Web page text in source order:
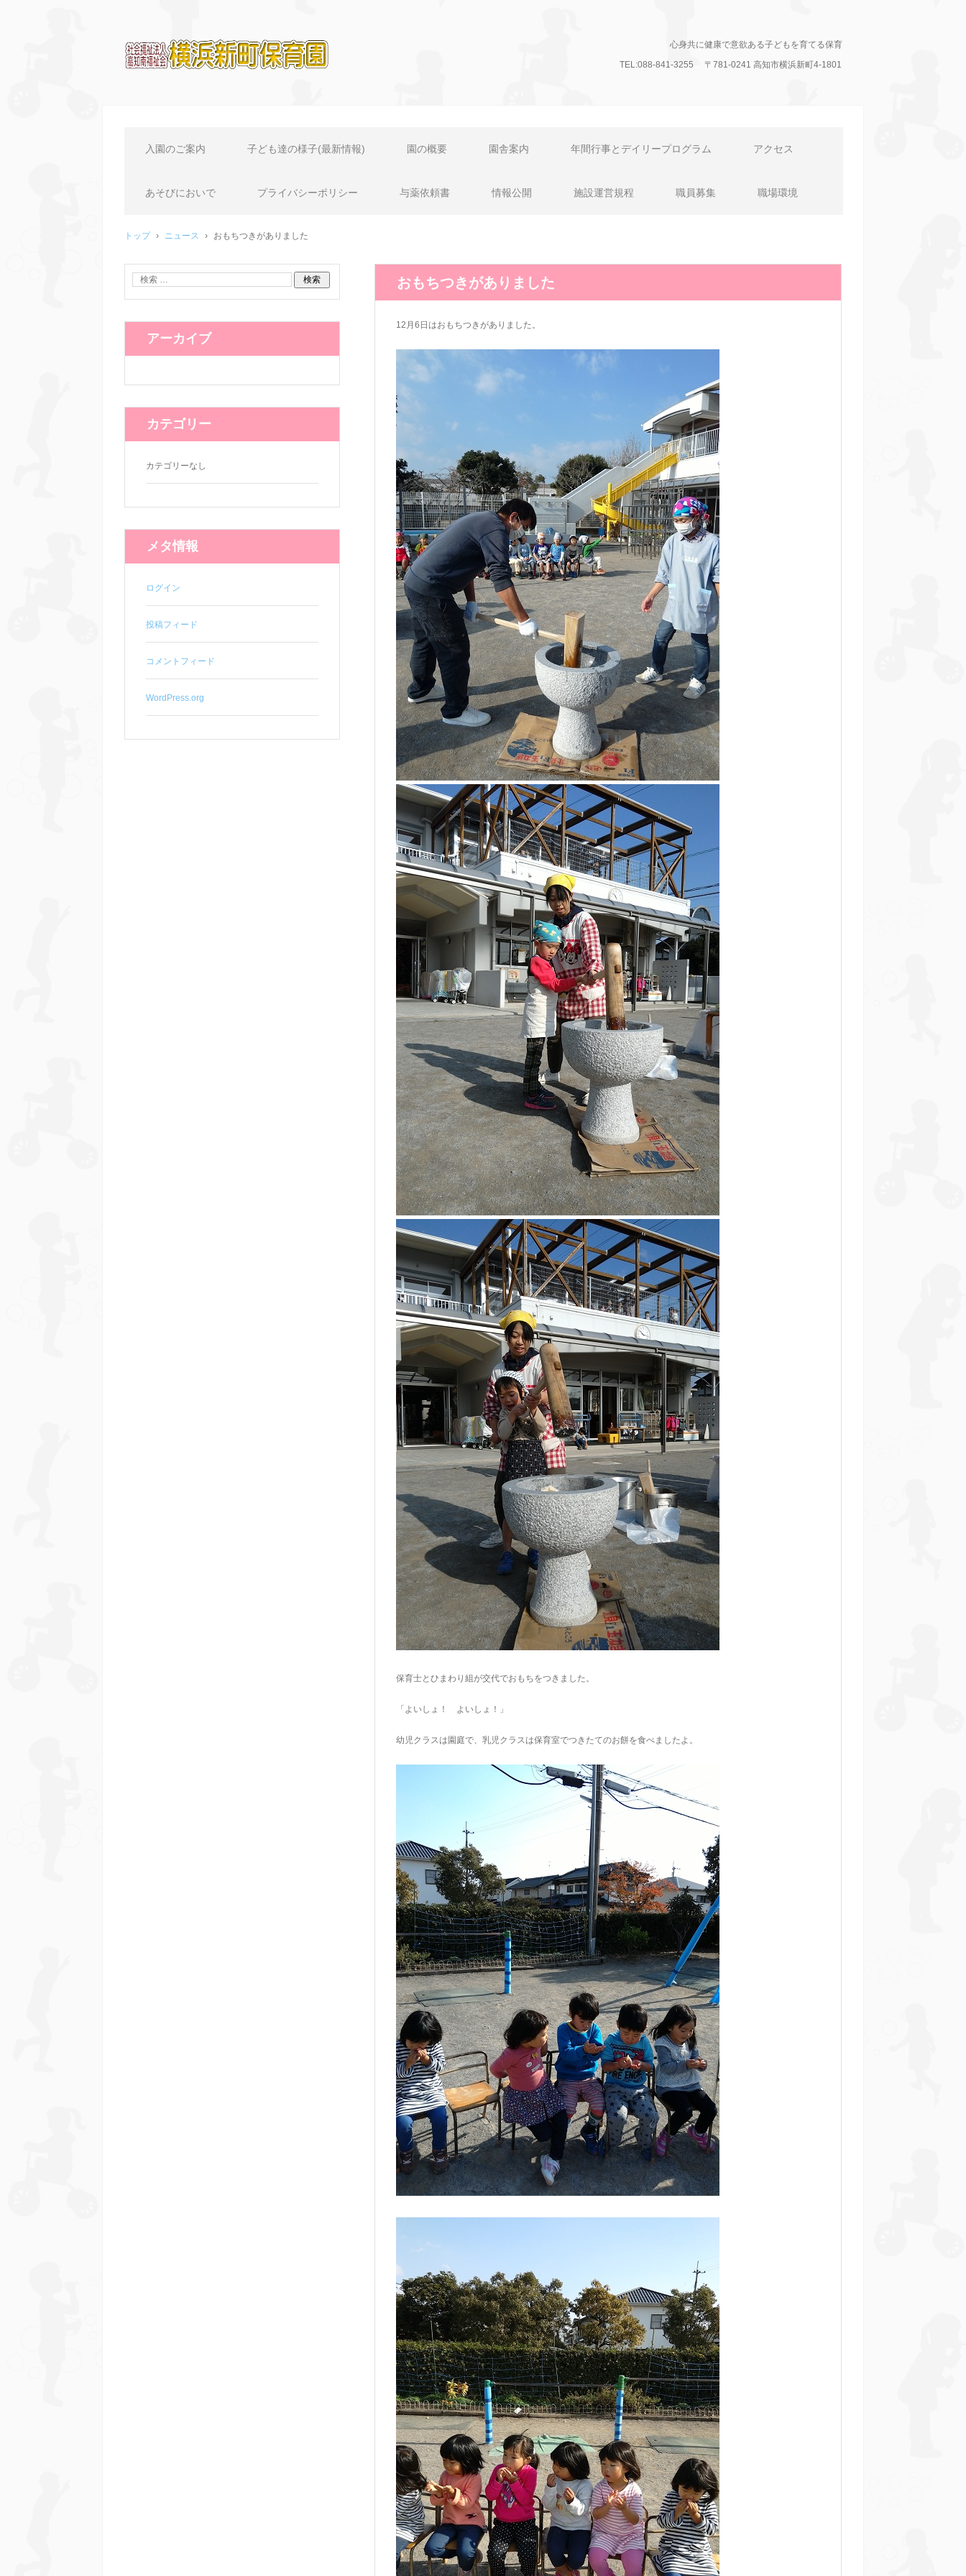
心身共に健康で意欲ある子どもを育てる保育
TEL:088-841-3255
〒781-0241 高知市横浜新町4-1801
入園のご案内 子ども達の様子(最新情報) 園の概要 園舎案内 年間行事とデイリープログラム アクセス
あそびにおいで プライバシーポリシー 与薬依頼書 情報公開 施設運営規程 職員募集 職場環境
トップ › ニュース › おもちつきがありました
おもちつきがありました
12月6日はおもちつきがありました。
保育士とひまわり組が交代でおもちをつきました。
「よいしょ！ よいしょ！」
幼児クラスは園庭で、乳児クラスは保育室でつきたてのお餅を食べましたよ。
アーカイブ
カテゴリー
カテゴリーなし
メタ情報
ログイン
投稿フィード
コメントフィード
WordPress.org